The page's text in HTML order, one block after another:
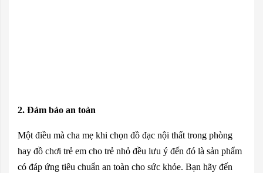
2. Đảm bảo an toàn
Một điều mà cha mẹ khi chọn đồ đạc nội thất trong phòng
hay đồ chơi trẻ em cho trẻ nhỏ đều lưu ý đến đó là sản phẩm
có đáp ứng tiêu chuẩn an toàn cho sức khỏe. Bạn hãy đến